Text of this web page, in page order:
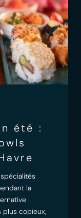
été :
spécialités
la
plus copieux,